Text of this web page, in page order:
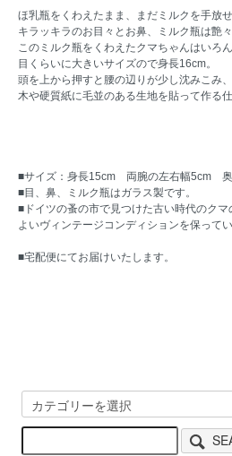
ほ乳瓶をくわえたまま、まだミルクを手放
キラッキラのお目々とお鼻、ミルク瓶は艶々
このミルク瓶をくわえたクマちゃんはいろ
目くらいに大きいサイズので身長16cm。
頭を上から押すと腰の辺りが少し沈みこみ
木や硬質紙に毛並のある生地を貼って作る仕
■サイズ：身長15cm 両腕の左右幅5cm
■目、鼻、ミルク瓶はガラス製です。
■ドイツの蚤の市で見つけた古い時代のクマ
よいヴィンテージコンディションを保ってい
■宅配便にてお届けいたします。